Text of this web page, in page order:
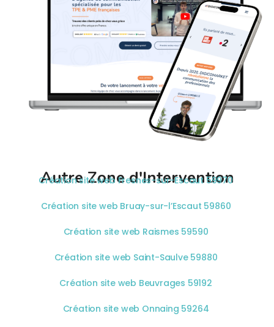
Autre Zone d'Intervention
Création site web Fresnes-sur-Escaut 59970
Création site web Bruay-sur-l’Escaut 59860
Création site web Raismes 59590
Création site web Saint-Saulve 59880
Création site web Beuvrages 59192
Création site web Onnaing 59264